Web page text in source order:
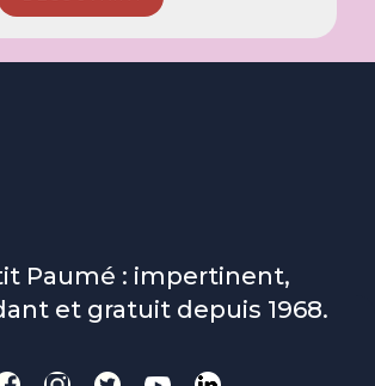
Paumé : impertinent,
et gratuit depuis 1968.